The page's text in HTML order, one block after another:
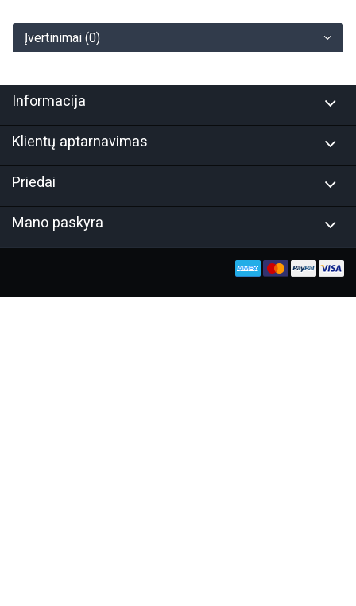
Įvertinimai (0)
Informacija
Klientų aptarnavimas
Priedai
Mano paskyra